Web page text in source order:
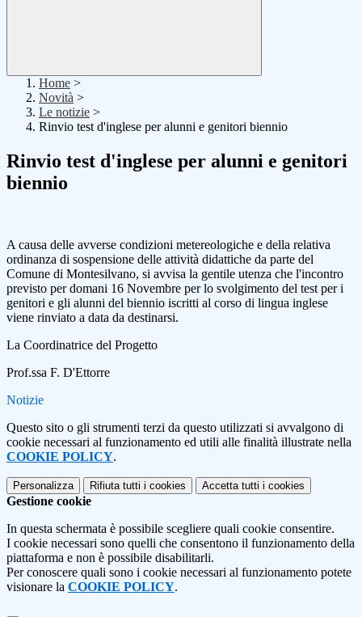
Home >
Novità >
Le notizie >
Rinvio test d'inglese per alunni e genitori biennio
Rinvio test d'inglese per alunni e genitori
biennio
A causa delle avverse condizioni metereologiche e della relativa
ordinanza di sospensione delle attività didattiche da parte del
Comune di Montesilvano, si avvisa la gentile utenza che l'incontro
previsto per domani 16 Novembre per lo svolgimento del test per i
genitori e gli alunni del biennio iscritti al corso di lingua inglese
viene rinviato a data da destinarsi.
La Coordinatrice del Progetto
Prof.ssa F. D'Ettorre
Notizie
Questo sito o gli strumenti terzi da questo utilizzati si avvalgono di
cookie necessari al funzionamento ed utili alle finalità illustrate nella
COOKIE POLICY.
Personalizza Rifiuta tutti i cookies Accetta tutti i cookies
Gestione cookie
In questa schermata è possibile scegliere quali cookie consentire.
I cookie necessari sono quelli che consentono il funzionamento della
piattaforma e non è possibile disabilitarli.
Per conoscere quali sono i cookie necessari al funzionamento potete
visionare la COOKIE POLICY.